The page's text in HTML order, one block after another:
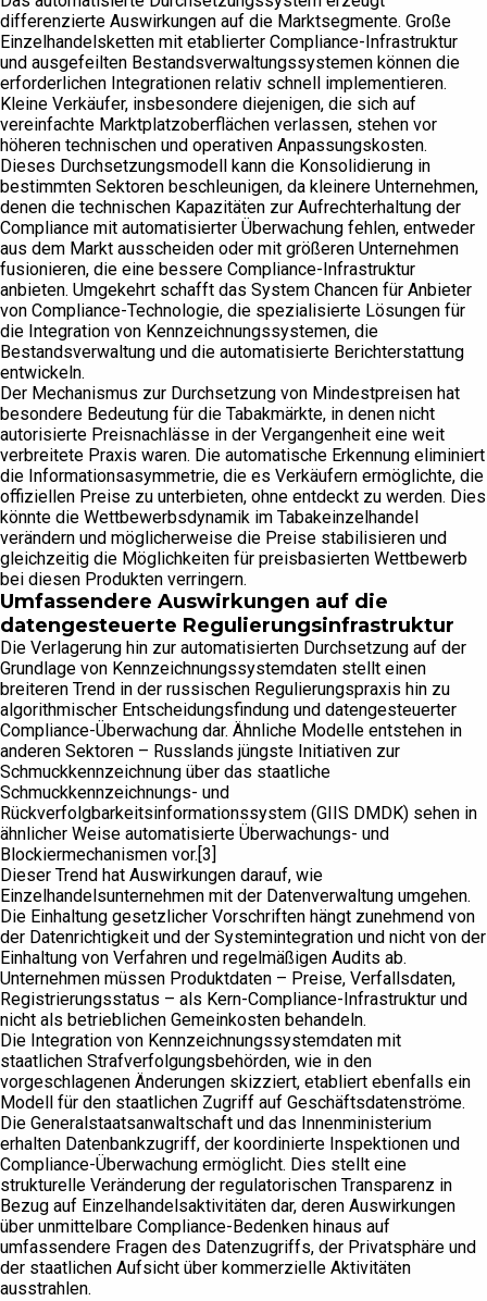
differenzierte Auswirkungen auf die Marktsegmente. Große
Einzelhandelsketten mit etablierter Compliance-Infrastruktur
und ausgefeilten Bestandsverwaltungssystemen können die
erforderlichen Integrationen relativ schnell implementieren.
Kleine Verkäufer, insbesondere diejenigen, die sich auf
vereinfachte Marktplatzoberflächen verlassen, stehen vor
höheren technischen und operativen Anpassungskosten.
Dieses Durchsetzungsmodell kann die Konsolidierung in
bestimmten Sektoren beschleunigen, da kleinere Unternehmen,
denen die technischen Kapazitäten zur Aufrechterhaltung der
Compliance mit automatisierter Überwachung fehlen, entweder
aus dem Markt ausscheiden oder mit größeren Unternehmen
fusionieren, die eine bessere Compliance-Infrastruktur
anbieten. Umgekehrt schafft das System Chancen für Anbieter
von Compliance-Technologie, die spezialisierte Lösungen für
die Integration von Kennzeichnungssystemen, die
Bestandsverwaltung und die automatisierte Berichterstattung
entwickeln.
Der Mechanismus zur Durchsetzung von Mindestpreisen hat
besondere Bedeutung für die Tabakmärkte, in denen nicht
autorisierte Preisnachlässe in der Vergangenheit eine weit
verbreitete Praxis waren. Die automatische Erkennung eliminiert
die Informationsasymmetrie, die es Verkäufern ermöglichte, die
offiziellen Preise zu unterbieten, ohne entdeckt zu werden. Dies
könnte die Wettbewerbsdynamik im Tabakeinzelhandel
verändern und möglicherweise die Preise stabilisieren und
gleichzeitig die Möglichkeiten für preisbasierten Wettbewerb
bei diesen Produkten verringern.
Umfassendere Auswirkungen auf die
datengesteuerte Regulierungsinfrastruktur
Die Verlagerung hin zur automatisierten Durchsetzung auf der
Grundlage von Kennzeichnungssystemdaten stellt einen
breiteren Trend in der russischen Regulierungspraxis hin zu
algorithmischer Entscheidungsfindung und datengesteuerter
Compliance-Überwachung dar. Ähnliche Modelle entstehen in
anderen Sektoren – Russlands jüngste Initiativen zur
Schmuckkennzeichnung über das staatliche
Schmuckkennzeichnungs- und
Rückverfolgbarkeitsinformationssystem (GIIS DMDK) sehen in
ähnlicher Weise automatisierte Überwachungs- und
Blockiermechanismen vor.[3]
Dieser Trend hat Auswirkungen darauf, wie
Einzelhandelsunternehmen mit der Datenverwaltung umgehen.
Die Einhaltung gesetzlicher Vorschriften hängt zunehmend von
der Datenrichtigkeit und der Systemintegration und nicht von der
Einhaltung von Verfahren und regelmäßigen Audits ab.
Unternehmen müssen Produktdaten – Preise, Verfallsdaten,
Registrierungsstatus – als Kern-Compliance-Infrastruktur und
nicht als betrieblichen Gemeinkosten behandeln.
Die Integration von Kennzeichnungssystemdaten mit
staatlichen Strafverfolgungsbehörden, wie in den
vorgeschlagenen Änderungen skizziert, etabliert ebenfalls ein
Modell für den staatlichen Zugriff auf Geschäftsdatenströme.
Die Generalstaatsanwaltschaft und das Innenministerium
erhalten Datenbankzugriff, der koordinierte Inspektionen und
Compliance-Überwachung ermöglicht. Dies stellt eine
strukturelle Veränderung der regulatorischen Transparenz in
Bezug auf Einzelhandelsaktivitäten dar, deren Auswirkungen
über unmittelbare Compliance-Bedenken hinaus auf
umfassendere Fragen des Datenzugriffs, der Privatsphäre und
der staatlichen Aufsicht über kommerzielle Aktivitäten
ausstrahlen.